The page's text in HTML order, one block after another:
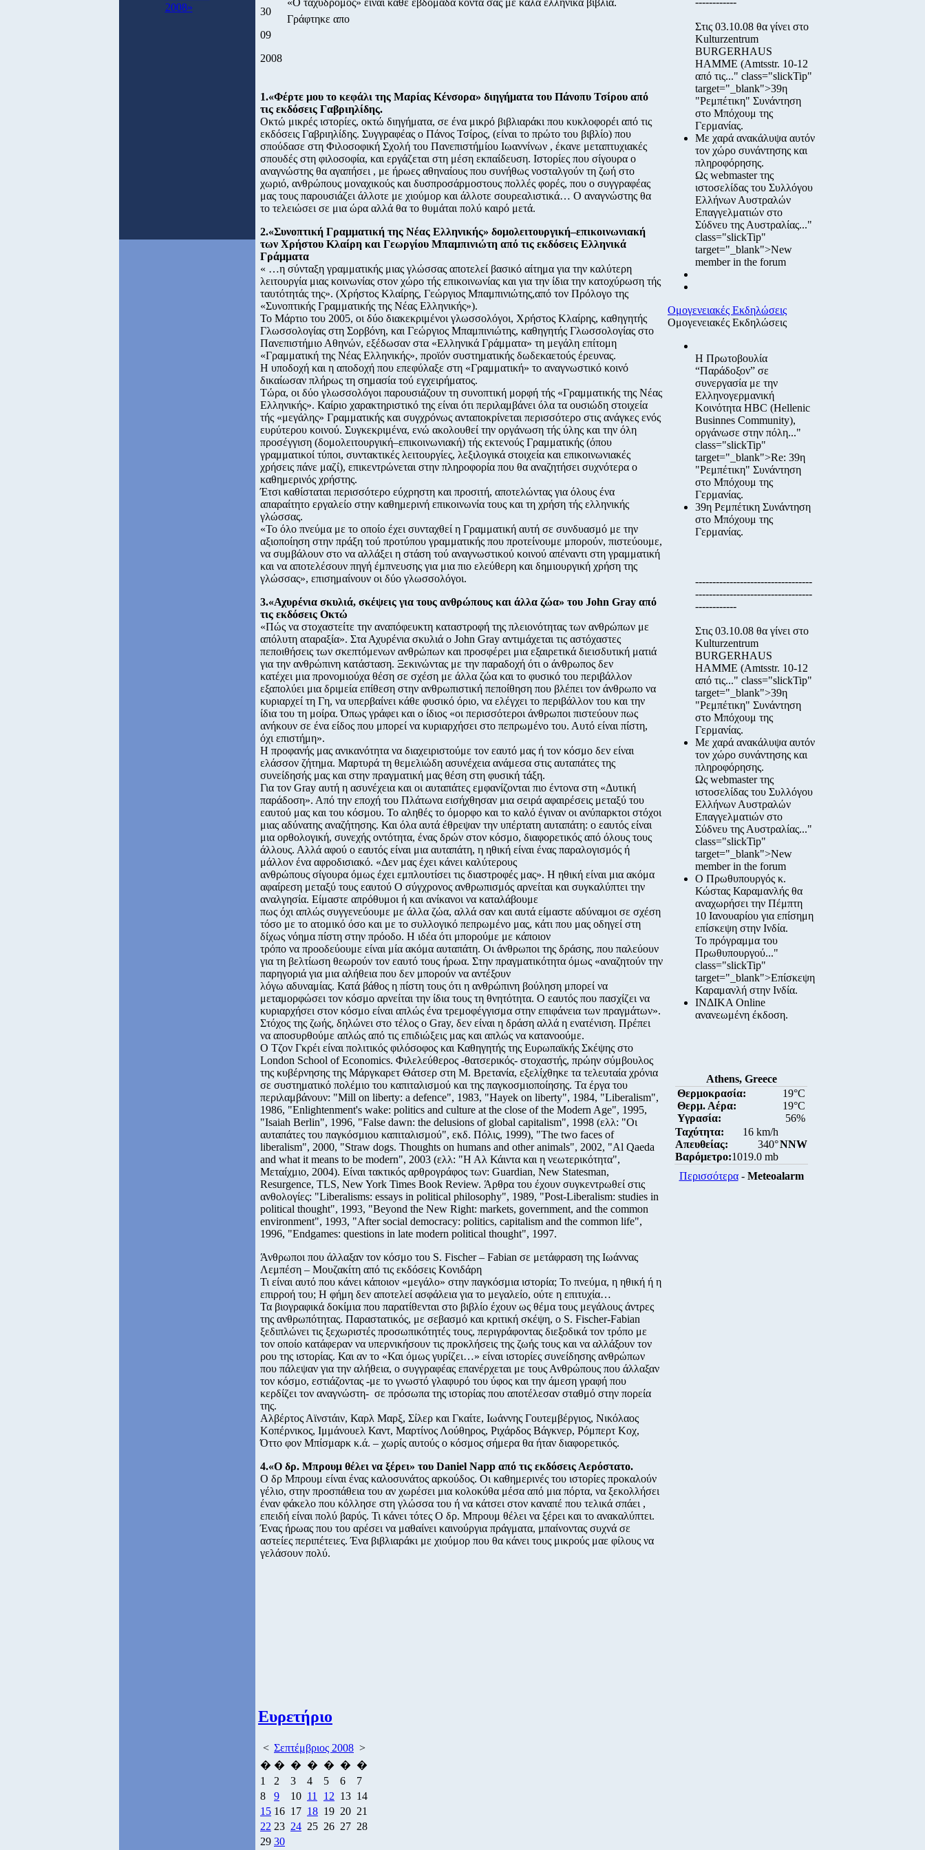
2008»
30
09
2008
«Ο ταχυδρόμος» είναι κάθε εβδομάδα κοντά σας με καλά ελληνικά βιβλία.
Γράφτηκε απο
1.«Φέρτε μου το κεφάλι της Μαρίας Κένσορα» διηγήματα του Πάνοπυ Τσίρου από
τις εκδόσεις Γαβριηλίδης.
Οκτώ μικρές ιστορίες, οκτώ διηγήματα, σε ένα μικρό βιβλιαράκι που κυκλοφορέι από τις
εκδόσεις Γαβριηλίδης. Συγγραφέας ο Πάνος Τσίρος, (είναι το πρώτο του βιβλίο) που
σπούδασε στη Φιλοσοφική Σχολή του Πανεπιστήμίου Ιωαννίνων , έκανε μεταπτυχιακές
σπουδές στη φιλοσοφία, και εργάζεται στη μέση εκπαίδευση. Ιστορίες που σίγουρα ο
αναγνώστης θα αγαπήσει , με ήρωες αθηναίους που συνήθως νοσταλγούν τη ζωή στο
χωριό, ανθρώπους μοναχικούς και δυσπροσάρμοστους πολλές φορές, που ο συγγραφέας
μας τους παρουσιάζει άλλοτε με χιούμορ και άλλοτε σουρεαλιστικά… Ο αναγνώστης θα
το τελειώσει σε μια ώρα αλλά θα το θυμάται πολύ καιρό μετά.
2.«Συνοπτική Γραμματική της Νέας Ελληνικής» δομολειτουργική–επικοινωνιακή
των Χρήστου Κλαίρη και Γεωργίου Μπαμπινιώτη από τις εκδόσεις Ελληνικά
Γράμματα
« …η σύνταξη γραμματικής μιας γλώσσας αποτελεί βασικό αίτημα για την καλύτερη
λειτουργία μιας κοινωνίας στον χώρο τής επικοινωνίας και για την ίδια την κατοχύρωση τής
ταυτότητάς της». (Χρήστος Κλαίρης, Γεώργιος Μπαμπινιώτης,από τον Πρόλογο της
«Συνοπτικής Γραμματικής της Νέας Ελληνικής»).
Το Μάρτιο του 2005, οι δύο διακεκριμένοι γλωσσολόγοι, Χρήστος Κλαίρης, καθηγητής
Γλωσσολογίας στη Σορβόνη, και Γεώργιος Μπαμπινιώτης, καθηγητής Γλωσσολογίας στο
Πανεπιστήμιο Αθηνών, εξέδωσαν στα «Ελληνικά Γράμματα» τη μεγάλη επίτομη
«Γραμματική της Νέας Ελληνικής», προϊόν συστηματικής δωδεκαετούς έρευνας.
Η υποδοχή και η αποδοχή που επεφύλαξε στη «Γραμματική» το αναγνωστικό κοινό
δικαίωσαν πλήρως τη σημασία τού εγχειρήματος.
Τώρα, οι δύο γλωσσολόγοι παρουσιάζουν τη συνοπτική μορφή τής «Γραμματικής της Νέας
Ελληνικής». Καίριο χαρακτηριστικό της είναι ότι περιλαμβάνει όλα τα ουσιώδη στοιχεία
τής «μεγάλης» Γραμματικής και συγχρόνως ανταποκρίνεται περισσότερο στις ανάγκες ενός
ευρύτερου κοινού. Συγκεκριμένα, ενώ ακολουθεί την οργάνωση τής ύλης και την όλη
προσέγγιση (δομολειτουργική–επικοινωνιακή) τής εκτενούς Γραμματικής (όπου
γραμματικοί τύποι, συντακτικές λειτουργίες, λεξιλογικά στοιχεία και επικοινωνιακές
χρήσεις πάνε μαζί), επικεντρώνεται στην πληροφορία που θα αναζητήσει συχνότερα ο
καθημερινός χρήστης.
Έτσι καθίσταται περισσότερο εύχρηστη και προσιτή, αποτελώντας για όλους ένα
απαραίτητο εργαλείο στην καθημερινή επικοινωνία τους και τη χρήση τής ελληνικής
γλώσσας.
«Το όλο πνεύμα με το οποίο έχει συνταχθεί η Γραμματική αυτή σε συνδυασμό με την
αξιοποίηση στην πράξη τού προτύπου γραμματικής που προτείνουμε μπορούν, πιστεύουμε,
να συμβάλουν στο να αλλάξει η στάση τού αναγνωστικού κοινού απέναντι στη γραμματική
και να αποτελέσουν πηγή έμπνευσης για μια πιο ελεύθερη και δημιουργική χρήση της
γλώσσας», επισημαίνουν οι δύο γλωσσολόγοι.
3.«Αχυρένια σκυλιά, σκέψεις για τους ανθρώπους και άλλα ζώα» του John Gray από
τις εκδόσεις Οκτώ
«Πώς να στοχαστείτε την αναπόφευκτη καταστροφή της πλειονότητας των ανθρώπων με
απόλυτη αταραξία». Στα Αχυρένια σκυλιά ο John Gray αντιμάχεται τις αστόχαστες
πεποιθήσεις των σκεπτόμενων ανθρώπων και προσφέρει μια εξαιρετικά διεισδυτική ματιά
για την ανθρώπινη κατάσταση. Ξεκινώντας με την παραδοχή ότι ο άνθρωπος δεν
κατέχει μια προνομιούχα θέση σε σχέση με άλλα ζώα και το φυσικό του περιβάλλον
εξαπολύει μια δριμεία επίθεση στην ανθρωπιστική πεποίθηση που βλέπει τον άνθρωπο να
κυριαρχεί τη Γη, να υπερβαίνει κάθε φυσικό όριο, να ελέγχει το περιβάλλον του και την
ίδια του τη μοίρα. Όπως γράφει και ο ίδιος «οι περισσότεροι άνθρωποι πιστεύουν πως
ανήκουν σε ένα είδος που μπορεί να κυριαρχήσει στο πεπρωμένο του. Αυτό είναι πίστη,
όχι επιστήμη».
Η προφανής μας ανικανότητα να διαχειριστούμε τον εαυτό μας ή τον κόσμο δεν είναι
ελάσσον ζήτημα. Μαρτυρά τη θεμελιώδη ασυνέχεια ανάμεσα στις αυταπάτες της
συνείδησής μας και στην πραγματική μας θέση στη φυσική τάξη.
Για τον Gray αυτή η ασυνέχεια και οι αυταπάτες εμφανίζονται πιο έντονα στη «Δυτική
παράδοση». Από την εποχή του Πλάτωνα εισήχθησαν μια σειρά αφαιρέσεις μεταξύ του
εαυτού μας και του κόσμου. Το αληθές το όμορφο και το καλό έγιναν οι ανύπαρκτοι στόχοι
μιας αδύνατης αναζήτησης. Και όλα αυτά έθρεψαν την υπέρτατη αυταπάτη: ο εαυτός είναι
μια ορθολογική, συνεχής οντότητα, ένας δρών στον κόσμο, διαφορετικός από όλους τους
άλλους. Αλλά αφού ο εαυτός είναι μια αυταπάτη, η ηθική είναι ένας παραλογισμός ή
μάλλον ένα αφροδισιακό. «Δεν μας έχει κάνει καλύτερους
ανθρώπους σίγουρα όμως έχει εμπλουτίσει τις διαστροφές μας». Η ηθική είναι μια ακόμα
αφαίρεση μεταξύ τους εαυτού Ο σύγχρονος ανθρωπισμός αρνείται και συγκαλύπτει την
αναλγησία. Είμαστε απρόθυμοι ή και ανίκανοι να καταλάβουμε
πως όχι απλώς συγγενεύουμε με άλλα ζώα, αλλά σαν και αυτά είμαστε αδύναμοι σε σχέση
τόσο με το ατομικό όσο και με το συλλογικό πεπρωμένο μας, κάτι που μας οδηγεί στη
δίχως νόημα πίστη στην πρόοδο. Η ιδέα ότι μπορούμε με κάποιον
τρόπο να προοδεύουμε είναι μία ακόμα αυταπάτη. Οι άνθρωποι της δράσης, που παλεύουν
για τη βελτίωση θεωρούν τον εαυτό τους ήρωα. Στην πραγματικότητα όμως «αναζητούν την
παρηγοριά για μια αλήθεια που δεν μπορούν να αντέξουν
λόγω αδυναμίας. Κατά βάθος η πίστη τους ότι η ανθρώπινη βούληση μπορεί να
μεταμορφώσει τον κόσμο αρνείται την ίδια τους τη θνητότητα. Ο εαυτός που πασχίζει να
κυριαρχήσει στον κόσμο είναι απλώς ένα τρεμοφέγγισμα στην επιφάνεια των πραγμάτων».
Στόχος της ζωής, δηλώνει στο τέλος ο Gray, δεν είναι η δράση αλλά η ενατένιση. Πρέπει
να αποσυρθούμε απλώς από τις επιδιώξεις μας και απλώς να κατανοούμε.
Ο Τζον Γκρέι είναι πολιτικός φιλόσοφος και Καθηγητής της Ευρωπαϊκής Σκέψης στο
London School of Economics. Φιλελεύθερος -θατσερικός- στοχαστής, πρώην σύμβουλος
της κυβέρνησης της Μάργκαρετ Θάτσερ στη Μ. Βρετανία, εξελίχθηκε τα τελευταία χρόνια
σε συστηματικό πολέμιο του καπιταλισμού και της παγκοσμιοποίησης. Τα έργα του
περιλαμβάνουν: "Mill on liberty: a defence", 1983, "Hayek on liberty", 1984, "Liberalism",
1986, "Enlightenment's wake: politics and culture at the close of the Modern Age", 1995,
"Isaiah Berlin", 1996, "False dawn: the delusions of global capitalism", 1998 (ελλ: "Οι
αυταπάτες του παγκόσμιου καπιταλισμού", εκδ. Πόλις, 1999), "The two faces of
liberalism", 2000, "Straw dogs. Thoughts on humans and other animals", 2002, "Al Qaeda
and what it means to be modern", 2003 (ελλ: "Η Αλ Κάιντα και η νεωτερικότητα",
Μεταίχμιο, 2004). Είναι τακτικός αρθρογράφος των: Guardian, New Statesman,
Resurgence, TLS, New York Times Book Review. Άρθρα του έχουν συγκεντρωθεί στις
ανθολογίες: "Liberalisms: essays in political philosophy", 1989, "Post-Liberalism: studies in
political thought", 1993, "Beyond the New Right: markets, government, and the common
environment", 1993, "After social democracy: politics, capitalism and the common life",
1996, "Endgames: questions in late modern political thought", 1997.
Άνθρωποι που άλλαξαν τον κόσμο του S. Fischer – Fabian σε μετάφραση της Ιωάννας
Λεμπέση – Μουζακίτη από τις εκδόσεις Κονιδάρη
Τι είναι αυτό που κάνει κάποιον «μεγάλο» στην παγκόσμια ιστορία; Το πνεύμα, η ηθική ή η
επιρροή του; Η φήμη δεν αποτελεί ασφάλεια για το μεγαλείο, ούτε η επιτυχία…
Τα βιογραφικά δοκίμια που παρατίθενται στο βιβλίο έχουν ως θέμα τους μεγάλους άντρες
της ανθρωπότητας. Παραστατικός, με σεβασμό και κριτική σκέψη, ο S. Fischer-Fabian
ξεδιπλώνει τις ξεχωριστές προσωπικότητές τους, περιγράφοντας διεξοδικά τον τρόπο με
τον οποίο κατάφεραν να υπερνικήσουν τις προκλήσεις της ζωής τους και να αλλάξουν τον
ρου της ιστορίας. Και αν το «Και όμως γυρίζει…» είναι ιστορίες συνείδησης ανθρώπων
που πάλεψαν για την αλήθεια, ο συγγραφέας επανέρχεται με τους Ανθρώπους που άλλαξαν
τον κόσμο, εστιάζοντας -με το γνωστό γλαφυρό του ύφος και την άμεση γραφή που
κερδίζει τον αναγνώστη- σε πρόσωπα της ιστορίας που αποτέλεσαν σταθμό στην πορεία
της.
Αλβέρτος Αϊνστάιν, Καρλ Μαρξ, Σίλερ και Γκαίτε, Ιωάννης Γουτεμβέργιος, Νικόλαος
Κοπέρνικος, Ιμμάνουελ Καντ, Μαρτίνος Λούθηρος, Ριχάρδος Βάγκνερ, Ρόμπερτ Κοχ,
Όττο φον Μπίσμαρκ κ.ά. – χωρίς αυτούς ο κόσμος σήμερα θα ήταν διαφορετικός.
4.«Ο δρ. Μπρουμ θέλει να ξέρει» του Daniel Napp από τις εκδόσεις Αερόστατο.
Ο δρ Μπρουμ είναι ένας καλοσυνάτος αρκούδος. Οι καθημερινές του ιστορίες προκαλούν
γέλιο, στην προσπάθεια του αν χωρέσει μια κολοκύθα μέσα από μια πόρτα, να ξεκολλήσει
έναν φάκελο που κόλλησε στη γλώσσα του ή να κάτσει στον καναπέ που τελικά σπάει ,
επειδή είναι πολύ βαρύς. Τι κάνει τότες Ο δρ. Μπρουμ θέλει να ξέρει και το ανακαλύπτει.
Ένας ήρωας που του αρέσει να μαθαίνει καινούργια πράγματα, μπαίνοντας συχνά σε
αστείες περιπέτειες. Ένα βιβλιαράκι με χιούμορ που θα κάνει τους μικρούς μαε φίλους να
γελάσουν πολύ.
Ευρετήριο
< Σεπτέμβριος 2008 >
� � � � � � �
1
2 3 4 5 6
7
8
9 10 11 12 13 14
15 16 17 18 19 20 21
22 23 24 25 26 27 28
29 30
Στις 03.10.08 θα γίνει στο
Kulturzentrum
BURGERHAUS
HAMME (Amtsstr. 10-12
από τις..." class="slickTip"
target="_blank">39η
"Ρεμπέτικη" Συνάντηση
στο Μπόχουμ της
Γερμανίας.
Με χαρά ανακάλυψα αυτόν
τον χώρο συνάντησης και
πληροφόρησης.
Ως webmaster της
ιστοσελίδας του Συλλόγου
Ελλήνων Αυστραλών
Επαγγελματιών στο
Σύδνευ της Αυστραλίας..."
class="slickTip"
target="_blank">New
member in the forum
Ομογενειακές Εκδηλώσεις
Ομογενειακές Εκδηλώσεις
Η Πρωτοβουλία
“Παράδοξον” σε
συνεργασία με την
Ελληνογερμανική
Κοινότητα HBC (Hellenic
Businnes Community),
οργάνωσε στην πόλη..."
class="slickTip"
target="_blank">Re: 39η
"Ρεμπέτικη" Συνάντηση
στο Μπόχουμ της
Γερμανίας.
39η Ρεμπέτικη Συνάντηση
στο Μπόχουμ της
Γερμανίας.
----------------------------------
----------------------------------
------------
Στις 03.10.08 θα γίνει στο
Kulturzentrum
BURGERHAUS
HAMME (Amtsstr. 10-12
από τις..." class="slickTip"
target="_blank">39η
"Ρεμπέτικη" Συνάντηση
στο Μπόχουμ της
Γερμανίας.
Με χαρά ανακάλυψα αυτόν
τον χώρο συνάντησης και
πληροφόρησης.
Ως webmaster της
ιστοσελίδας του Συλλόγου
Ελλήνων Αυστραλών
Επαγγελματιών στο
Σύδνευ της Αυστραλίας..."
class="slickTip"
target="_blank">New
member in the forum
Ο Πρωθυπουργός κ.
Κώστας Καραμανλής θα
αναχωρήσει την Πέμπτη
10 Ιανουαρίου για επίσημη
επίσκεψη στην Ινδία.
Το πρόγραμμα του
Πρωθυπουργού..."
class="slickTip"
target="_blank">Επίσκεψη
Καραμανλή στην Ινδία.
ΙΝΔΙΚΑ Online
ανανεωμένη έκδοση.
Athens, Greece
Θερμοκρασία:
19°C
Θερμ. Αέρα:
19°C
Υγρασία:
56%
Ταχύτητα:
16 km/h
Απευθείας:
340°
Βαρόμετρο:1019.0 mb
NNW
Περισσότερα- Meteoalarm